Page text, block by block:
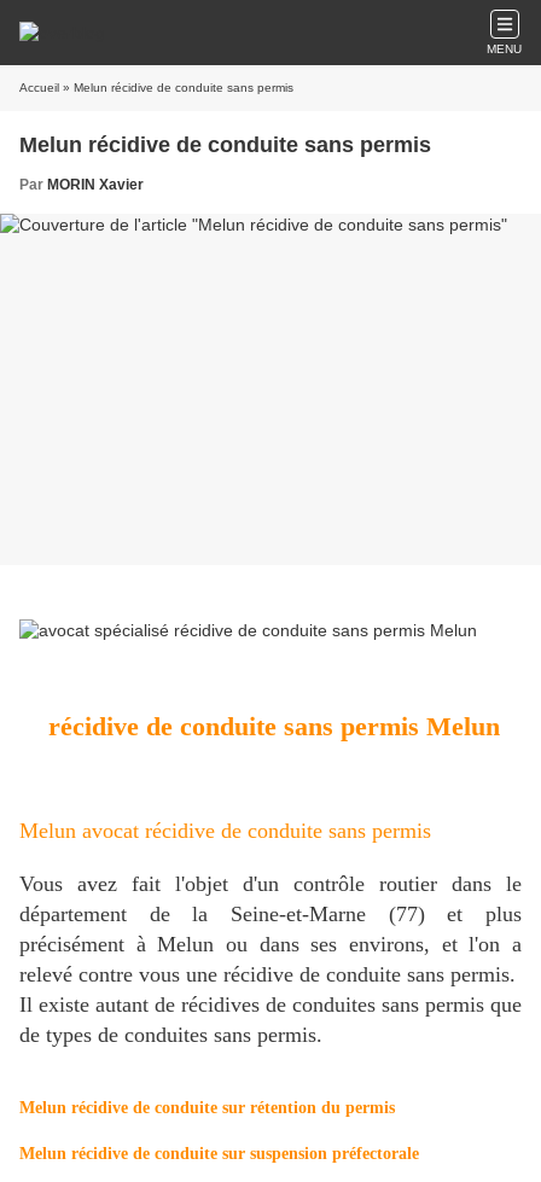
MENU
Accueil » Melun récidive de conduite sans permis
Melun récidive de conduite sans permis
Par MORIN Xavier
récidive de conduite sans permis Melun
Melun avocat récidive de conduite sans permis
Vous avez fait l'objet d'un contrôle routier dans le
département de la Seine-et-Marne (77) et plus
précisément à Melun ou dans ses environs, et l'on a
relevé contre vous une récidive de conduite sans permis.
Il existe autant de récidives de conduites sans permis que
de types de conduites sans permis.
Melun récidive de conduite sur rétention du permis
Melun récidive de conduite sur suspension préfectorale